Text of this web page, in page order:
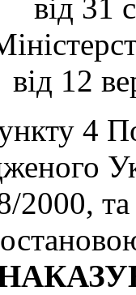
від 31
від 12
4
та